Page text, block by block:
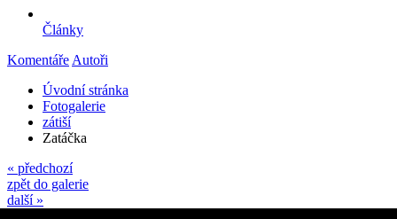
Články
Komentáře Autoři
Úvodní stránka
Fotogalerie
zátiší
Zatáčka
« předchozí
zpět do galerie
další »